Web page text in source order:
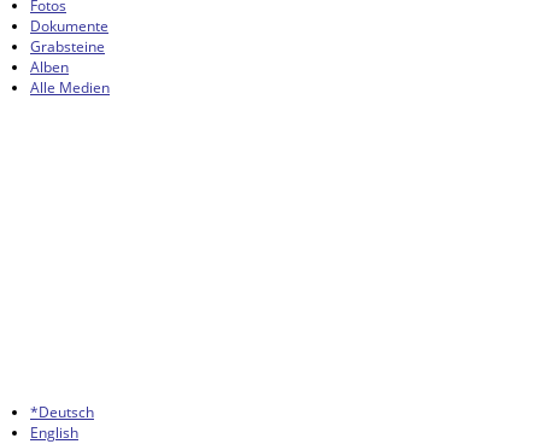
Fotos
Dokumente
Grabsteine
Alben
Alle Medien
*Deutsch
English